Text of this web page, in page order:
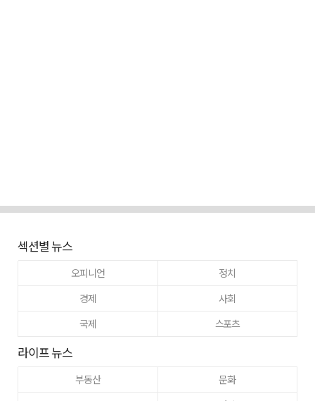
섹션별 뉴스
오피니언
정치
경제
사회
국제
스포츠
라이프 뉴스
부동산
문화